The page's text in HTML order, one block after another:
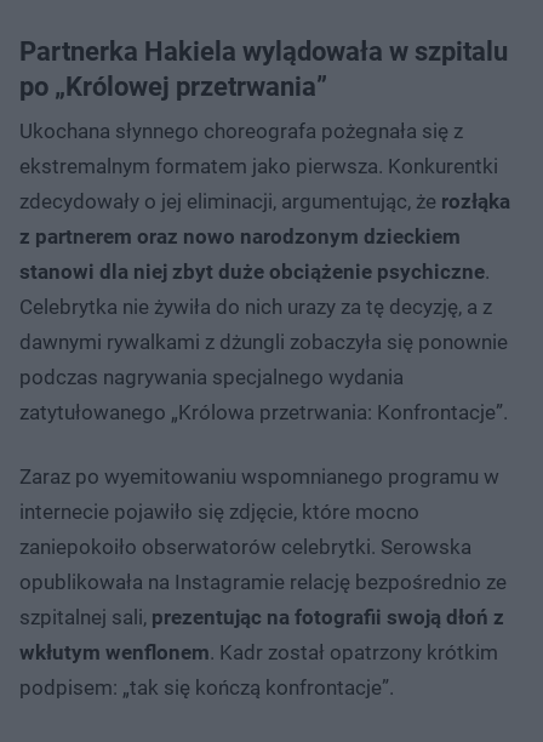
Partnerka Hakiela wylądowała w szpitalu
po „Królowej przetrwania”
Ukochana słynnego choreografa pożegnała się z
ekstremalnym formatem jako pierwsza. Konkurentki
zdecydowały o jej eliminacji, argumentując, że rozłąka
z partnerem oraz nowo narodzonym dzieckiem
stanowi dla niej zbyt duże obciążenie psychiczne.
Celebrytka nie żywiła do nich urazy za tę decyzję, a z
dawnymi rywalkami z dżungli zobaczyła się ponownie
podczas nagrywania specjalnego wydania
zatytułowanego „Królowa przetrwania: Konfrontacje”.
Zaraz po wyemitowaniu wspomnianego programu w
internecie pojawiło się zdjęcie, które mocno
zaniepokoiło obserwatorów celebrytki. Serowska
opublikowała na Instagramie relację bezpośrednio ze
szpitalnej sali, prezentując na fotografii swoją dłoń z
wkłutym wenflonem. Kadr został opatrzony krótkim
podpisem: „tak się kończą konfrontacje”.